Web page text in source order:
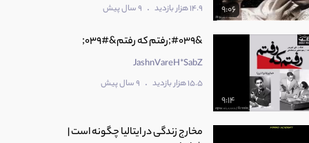
9:06 14.9 هزار بازدید . 9 سال پیش
9:14
&#039;رفتم که رفتم&#039;
JashnVareH*SabZ
15.5 هزار بازدید . 9 سال پیش
مخارج زندگی در ایتالیا چگونه است |